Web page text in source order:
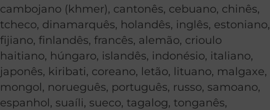
cambojano (khmer), cantonês, cebuano, chinês,
tcheco, dinamarquês, holandês, inglês, estoniano,
fijiano, finlandês, francês, alemão, crioulo
haitiano, húngaro, islandês, indonésio, italiano,
japonês, kiribati, coreano, letão, lituano, malgaxe,
mongol, norueguês, português, russo, samoano,
espanhol, suaíli, sueco, tagalog, tonganês,